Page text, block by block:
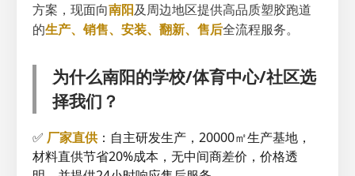
方案，现面向南阳及周边地区提供高品质塑胶跑道
的生产、销售、安装、翻新、售后全流程服务。
为什么南阳的学校/体育中心/社区选
择我们？
✅ 厂家直供：自主研发生产，20000㎡生产基地，
材料直供节省20%成本，无中间商差价，价格透